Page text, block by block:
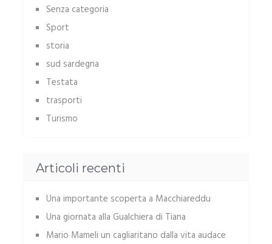
Senza categoria
Sport
storia
sud sardegna
Testata
trasporti
Turismo
Articoli recenti
Una importante scoperta a Macchiareddu
Una giornata alla Gualchiera di Tiana
Mario Mameli un cagliaritano dalla vita audace